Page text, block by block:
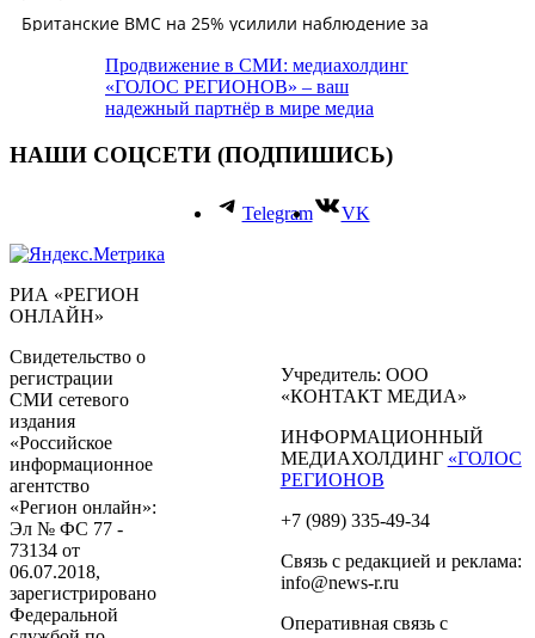
Продвижение в СМИ: медиахолдинг
«ГОЛОС РЕГИОНОВ» – ваш
надежный партнёр в мире медиа
НАШИ СОЦСЕТИ (ПОДПИШИСЬ)
Telegram VK
РИА «РЕГИОН
ОНЛАЙН»
Свидетельство о
регистрации
СМИ сетевого
издания
«Российское
информационное
агентство
«Регион онлайн»:
Эл № ФС 77 -
73134 от
06.07.2018,
зарегистрировано
Федеральной
Учредитель: ООО
«КОНТАКТ МЕДИА»
ИНФОРМАЦИОННЫЙ
МЕДИАХОЛДИНГ «ГОЛОС
РЕГИОНОВ
+7 (989) 335-49-34
Связь с редакцией и реклама:
info@news-r.ru
Оперативная связь с